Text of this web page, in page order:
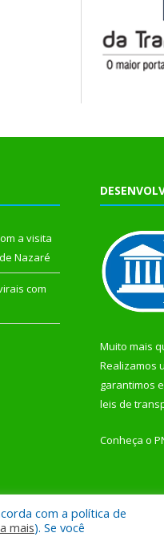
a visita
Nazaré
com
Muito mais
Realizamos
garantimos
leis de
Conheça o
Mapa do Site
com a política de
mais). Se você